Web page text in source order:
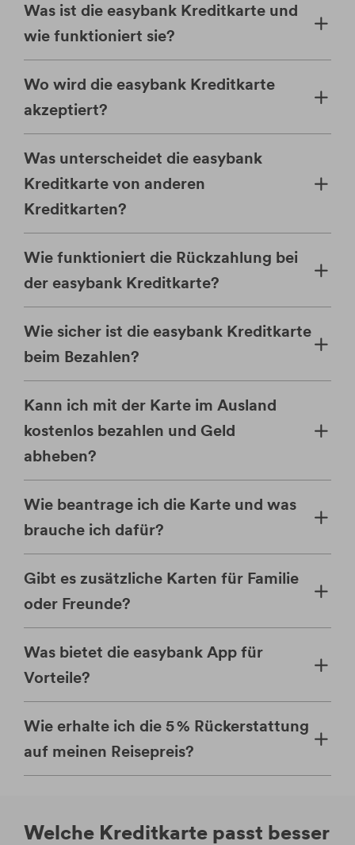
Was ist die easybank Kreditkarte und
wie funktioniert sie?
Wo wird die easybank Kreditkarte
akzeptiert?
Was unterscheidet die easybank
Kreditkarte von anderen
Kreditkarten?
Wie funktioniert die Rückzahlung bei
der easybank Kreditkarte?
Wie sicher ist die easybank Kreditkarte
beim Bezahlen?
Kann ich mit der Karte im Ausland
kostenlos bezahlen und Geld
abheben?
Wie beantrage ich die Karte und was
brauche ich dafür?
Gibt es zusätzliche Karten für Familie
oder Freunde?
Was bietet die easybank App für
Vorteile?
Wie erhalte ich die 5 % Rückerstattung
auf meinen Reisepreis?
Welche Kreditkarte passt besser